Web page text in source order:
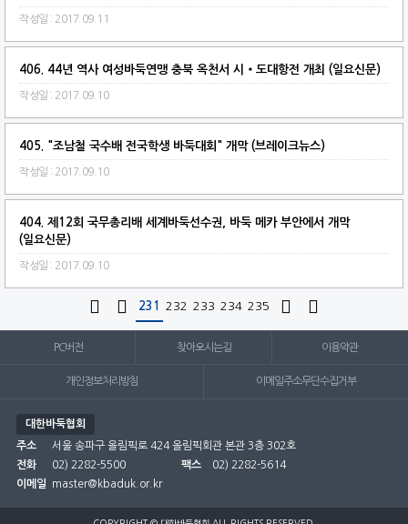
작성일 : 2017.09.11
406. 44년 역사 여성바둑연맹 충북 옥천서 시‧도대항전 개최 (일요신문)
작성일 : 2017.09.10
405. "조남철 국수배 전국학생 바둑대회" 개막 (브레이크뉴스)
작성일 : 2017.09.10
404. 제12회 국무총리배 세계바둑선수권, 바둑 메카 부안에서 개막
(일요신문)
작성일 : 2017.09.10
  231 232 233 234 235  
PC버전 찾아오시는길 이용약관
개인정보처리방침 이메일주소무단수집거부
대한바둑협회
주소
서울 송파구 올림픽로 424 올림픽회관 본관 3층 302호
전화
02) 2282-5500 팩스
02) 2282-5614
이메일
master@kbaduk.or.kr